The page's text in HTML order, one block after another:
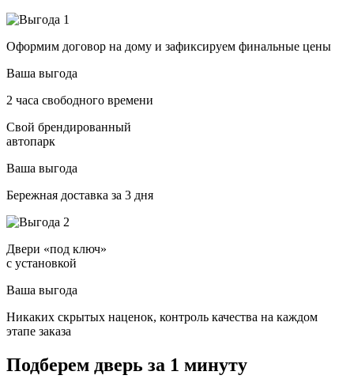
Оформим договор на дому и зафиксируем финальные цены
Ваша выгода
2 часа свободного времени
Свой брендированный
автопарк
Ваша выгода
Бережная доставка за 3 дня
Двери «под ключ»
с установкой
Ваша выгода
Никаких скрытых наценок, контроль качества на каждом
этапе заказа
Подберем дверь за 1 минуту